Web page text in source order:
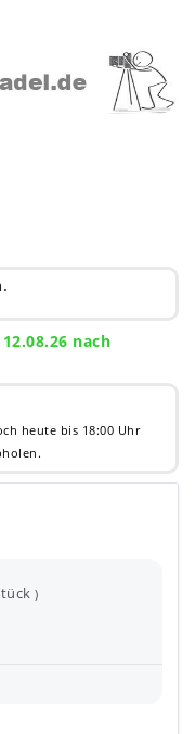
nach
heute bis 18:00 Uhr
)